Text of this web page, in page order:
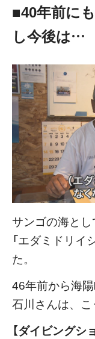
■40年前に
し今後は…
サンゴの海と
「エダミドリイ
た。
46年前から海
石川さんは、こ
【ダイビングシ